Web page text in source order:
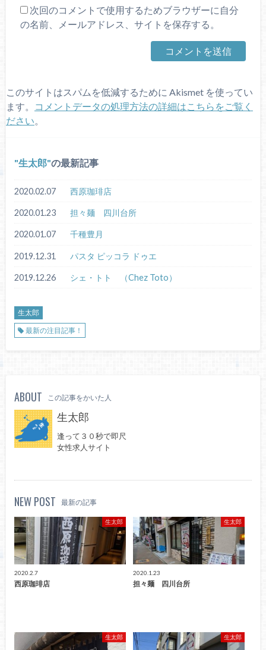
次回のコメントで使用するためブラウザーに自分
の名前、メールアドレス、サイトを保存する。
このサイトはスパムを低減するために Akismet を使ってい
ます。
コメントデータの処理方法の詳細はこちらをご覧く
ださい。
生太郎 の最新記事
2020.02.07 西原珈琲店
2020.01.23 担々麺 四川台所
2020.01.07 千種豊月
2019.12.31 パスタ ピッコラ ドゥエ
2019.12.26 シェ・トト （Chez Toto）
生太郎
最新の注目記事！
ABOUT この記事をかいた人
生太郎
逢って３０秒で即尺
女性求人サイト
NEW POST 最新の記事
生太郎
2020.2.7
西原珈琲店
生太郎
2020.1.23
担々麺 四川台所
生太郎 生太郎